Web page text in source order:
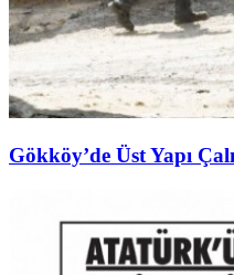
Gökköy’de Üst Yapı